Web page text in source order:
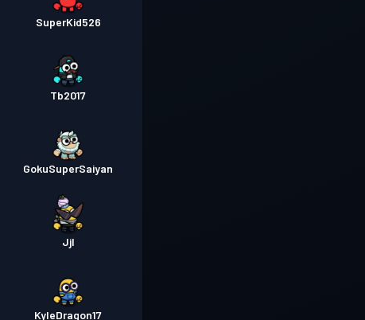
SuperKid526
Tb2017
GokuSuperSaiyan
Jjl
KyleDragon17